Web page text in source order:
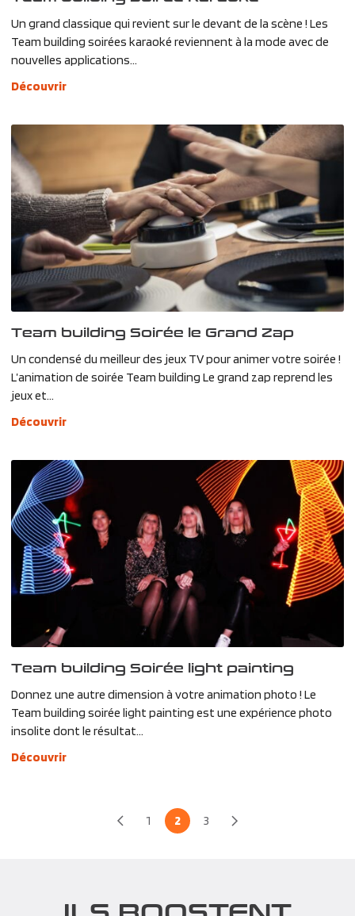
Un grand classique qui revient sur le devant de la scène ! Les
Team building soirées karaoké reviennent à la mode avec de
nouvelles applications...
Découvrir
Team building Soirée le Grand Zap
Un condensé du meilleur des jeux TV pour animer votre soirée !
L’animation de soirée Team building Le grand zap reprend les
jeux et...
Découvrir
Team building Soirée light painting
Donnez une autre dimension à votre animation photo ! Le
Team building soirée light painting est une expérience photo
insolite dont le résultat...
Découvrir
1 2 3